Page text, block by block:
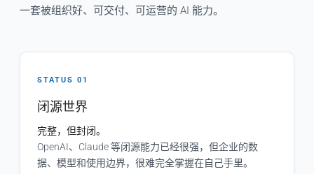
一套被组织好、可交付、可运营的 AI 能力。
STATUS 01
闭源世界
完整，但封闭。
OpenAI、Claude 等闭源能力已经很强，但企业的数
据、模型和使用边界，很难完全掌握在自己手里。